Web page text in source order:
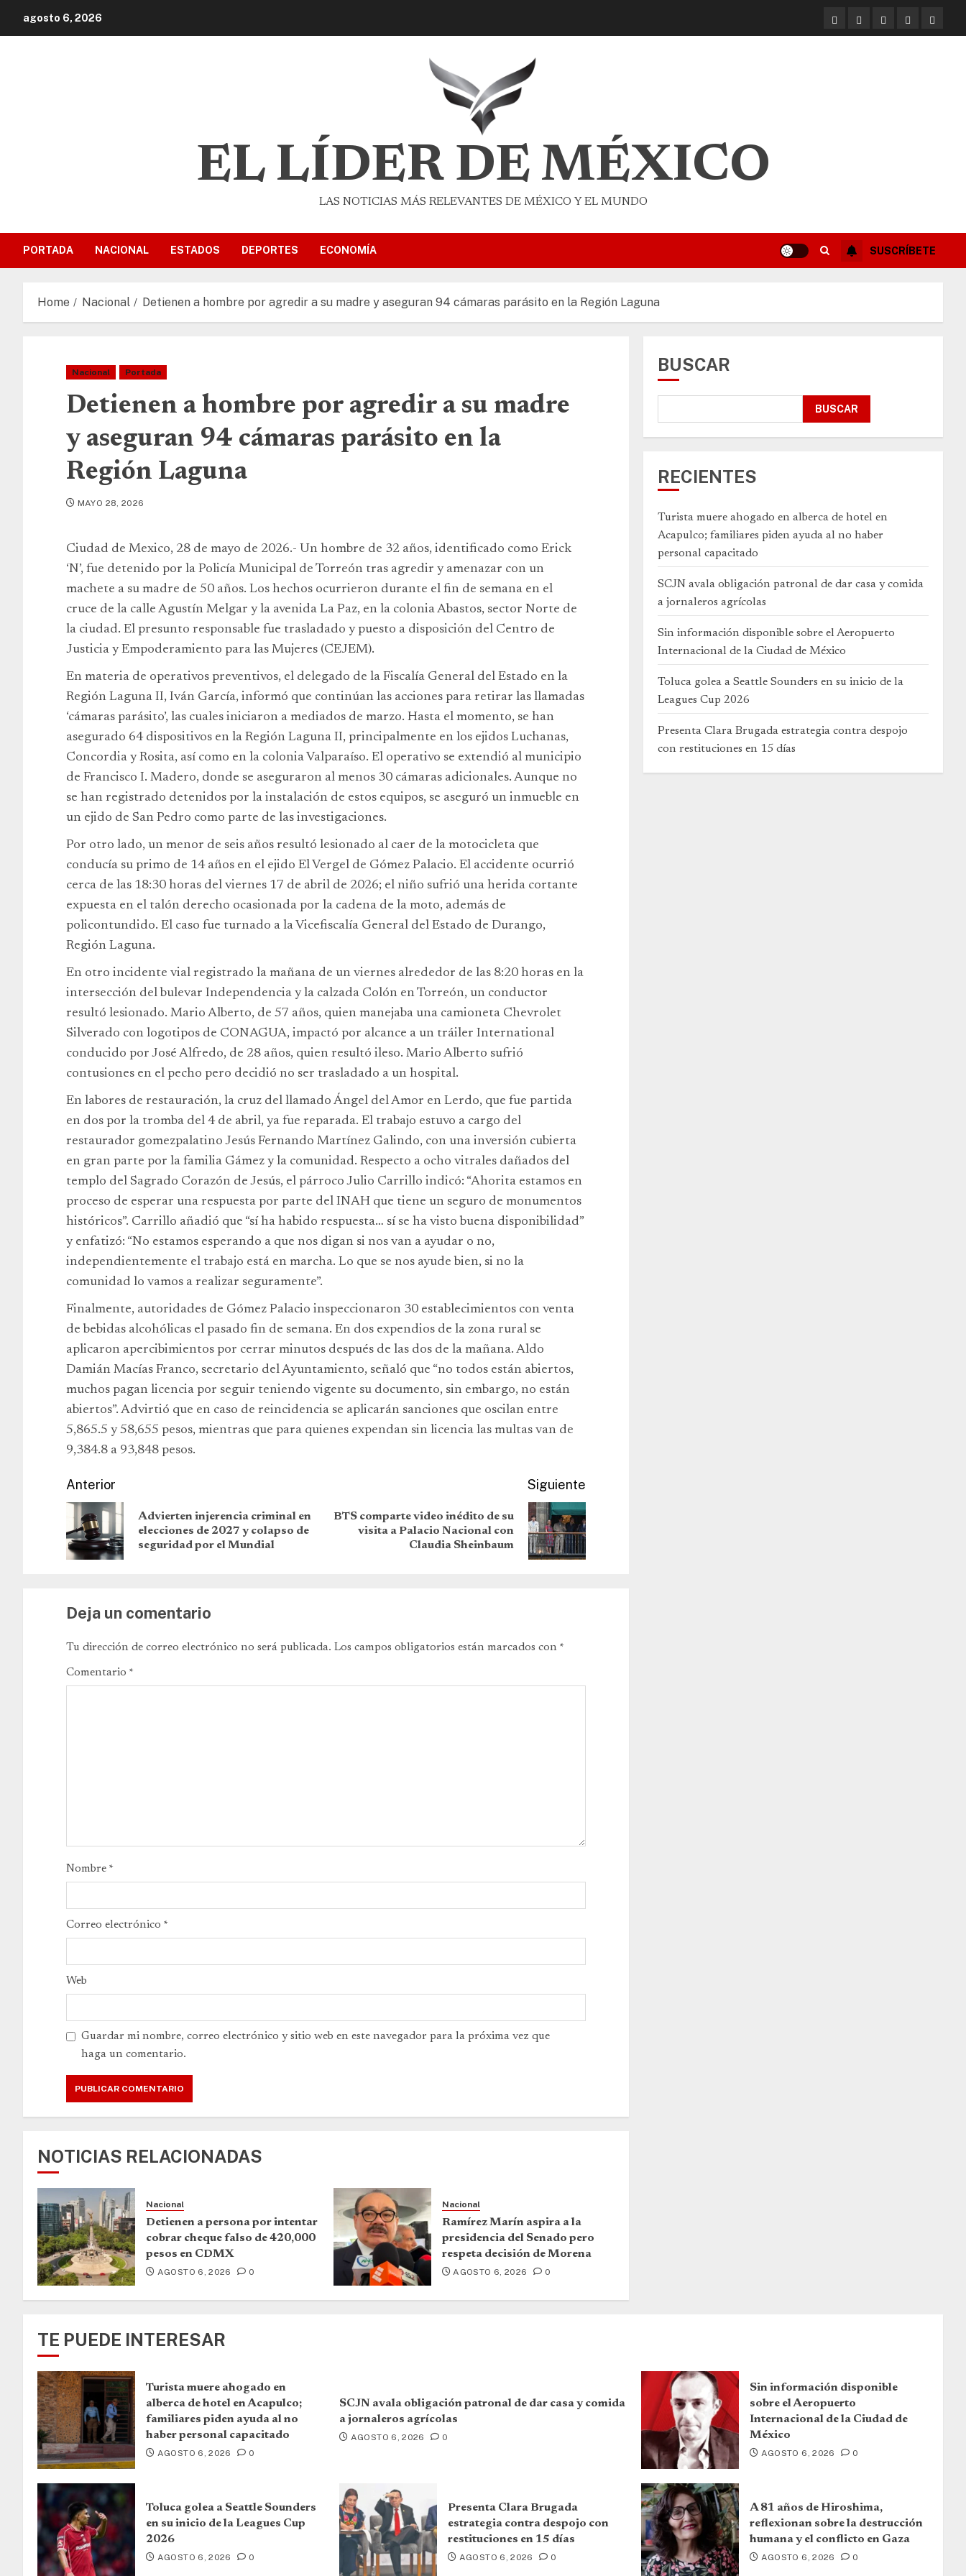
agosto 6, 2026
EL LÍDER DE MÉXICO
LAS NOTICIAS MÁS RELEVANTES DE MÉXICO Y EL MUNDO
PORTADA NACIONAL ESTADOS DEPORTES ECONOMÍA SUSCRÍBETE
Home Nacional Detienen a hombre por agredir a su madre y aseguran 94 cámaras parásito en la Región Laguna
Nacional Portada
Detienen a hombre por agredir a su madre
y aseguran 94 cámaras parásito en la
Región Laguna
MAYO 28, 2026
Ciudad de Mexico, 28 de mayo de 2026.- Un hombre de 32 años, identificado como Erick
‘N’, fue detenido por la Policía Municipal de Torreón tras agredir y amenazar con un
machete a su madre de 50 años. Los hechos ocurrieron durante el fin de semana en el
cruce de la calle Agustín Melgar y la avenida La Paz, en la colonia Abastos, sector Norte de
la ciudad. El presunto responsable fue trasladado y puesto a disposición del Centro de
Justicia y Empoderamiento para las Mujeres (CEJEM).
En materia de operativos preventivos, el delegado de la Fiscalía General del Estado en la
Región Laguna II, Iván García, informó que continúan las acciones para retirar las llamadas
‘cámaras parásito’, las cuales iniciaron a mediados de marzo. Hasta el momento, se han
asegurado 64 dispositivos en la Región Laguna II, principalmente en los ejidos Luchanas,
Concordia y Rosita, así como en la colonia Valparaíso. El operativo se extendió al municipio
de Francisco I. Madero, donde se aseguraron al menos 30 cámaras adicionales. Aunque no
se han registrado detenidos por la instalación de estos equipos, se aseguró un inmueble en
un ejido de San Pedro como parte de las investigaciones.
Por otro lado, un menor de seis años resultó lesionado al caer de la motocicleta que
conducía su primo de 14 años en el ejido El Vergel de Gómez Palacio. El accidente ocurrió
cerca de las 18:30 horas del viernes 17 de abril de 2026; el niño sufrió una herida cortante
expuesta en el talón derecho ocasionada por la cadena de la moto, además de
policontundido. El caso fue turnado a la Vicefiscalía General del Estado de Durango,
Región Laguna.
En otro incidente vial registrado la mañana de un viernes alrededor de las 8:20 horas en la
intersección del bulevar Independencia y la calzada Colón en Torreón, un conductor
resultó lesionado. Mario Alberto, de 57 años, quien manejaba una camioneta Chevrolet
Silverado con logotipos de CONAGUA, impactó por alcance a un tráiler International
conducido por José Alfredo, de 28 años, quien resultó ileso. Mario Alberto sufrió
contusiones en el pecho pero decidió no ser trasladado a un hospital.
En labores de restauración, la cruz del llamado Ángel del Amor en Lerdo, que fue partida
en dos por la tromba del 4 de abril, ya fue reparada. El trabajo estuvo a cargo del
restaurador gomezpalatino Jesús Fernando Martínez Galindo, con una inversión cubierta
en gran parte por la familia Gámez y la comunidad. Respecto a ocho vitrales dañados del
templo del Sagrado Corazón de Jesús, el párroco Julio Carrillo indicó: “Ahorita estamos en
proceso de esperar una respuesta por parte del INAH que tiene un seguro de monumentos
históricos”. Carrillo añadió que “sí ha habido respuesta… sí se ha visto buena disponibilidad”
y enfatizó: “No estamos esperando a que nos digan si nos van a ayudar o no,
independientemente el trabajo está en marcha. Lo que se nos ayude bien, si no la
comunidad lo vamos a realizar seguramente”.
Finalmente, autoridades de Gómez Palacio inspeccionaron 30 establecimientos con venta
de bebidas alcohólicas el pasado fin de semana. En dos expendios de la zona rural se
aplicaron apercibimientos por cerrar minutos después de las dos de la mañana. Aldo
Damián Macías Franco, secretario del Ayuntamiento, señaló que “no todos están abiertos,
muchos pagan licencia por seguir teniendo vigente su documento, sin embargo, no están
abiertos”. Advirtió que en caso de reincidencia se aplicarán sanciones que oscilan entre
5,865.5 y 58,655 pesos, mientras que para quienes expendan sin licencia las multas van de
9,384.8 a 93,848 pesos.
Anterior
Advierten injerencia criminal en
elecciones de 2027 y colapso de
seguridad por el Mundial
Siguiente
BTS comparte video inédito de su
visita a Palacio Nacional con
Claudia Sheinbaum
Deja un comentario
Tu dirección de correo electrónico no será publicada. Los campos obligatorios están marcados con *
Comentario *
Nombre *
Correo electrónico *
Web
Guardar mi nombre, correo electrónico y sitio web en este navegador para la próxima vez que
haga un comentario.
NOTICIAS RELACIONADAS
Nacional
Detienen a persona por intentar
cobrar cheque falso de 420,000
pesos en CDMX
AGOSTO 6, 2026 0
Nacional
Ramírez Marín aspira a la
presidencia del Senado pero
respeta decisión de Morena
AGOSTO 6, 2026 0
BUSCAR
BUSCAR
RECIENTES
Turista muere ahogado en alberca de hotel en
Acapulco; familiares piden ayuda al no haber
personal capacitado
SCJN avala obligación patronal de dar casa y comida
a jornaleros agrícolas
Sin información disponible sobre el Aeropuerto
Internacional de la Ciudad de México
Toluca golea a Seattle Sounders en su inicio de la
Leagues Cup 2026
Presenta Clara Brugada estrategia contra despojo
con restituciones en 15 días
TE PUEDE INTERESAR
Turista muere ahogado en
alberca de hotel en Acapulco;
familiares piden ayuda al no
haber personal capacitado
AGOSTO 6, 2026 0
SCJN avala obligación patronal de dar casa y comida
a jornaleros agrícolas
AGOSTO 6, 2026 0
Sin información disponible
sobre el Aeropuerto
Internacional de la Ciudad de
México
AGOSTO 6, 2026 0
Toluca golea a Seattle Sounders
en su inicio de la Leagues Cup
2026
AGOSTO 6, 2026 0
Presenta Clara Brugada
estrategia contra despojo con
restituciones en 15 días
AGOSTO 6, 2026 0
A 81 años de Hiroshima,
reflexionan sobre la destrucción
humana y el conflicto en Gaza
AGOSTO 6, 2026 0